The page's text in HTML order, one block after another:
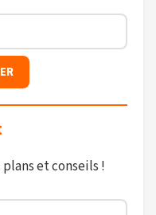
et conseils !